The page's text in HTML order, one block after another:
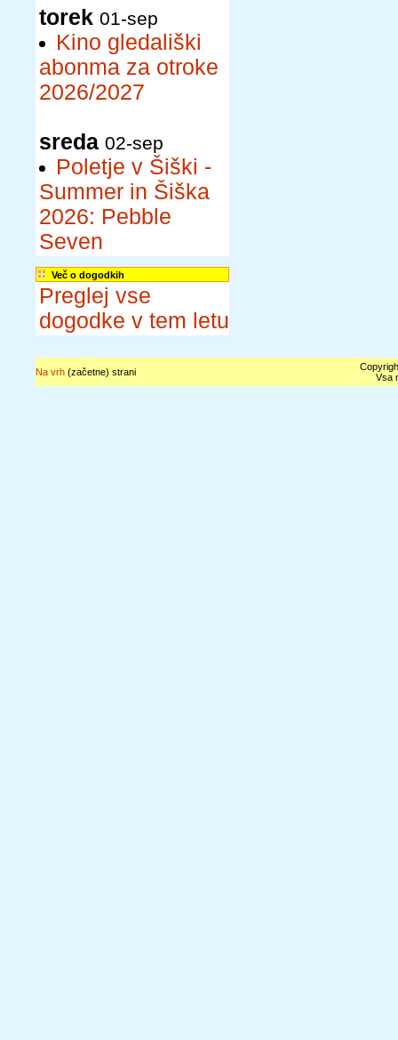
torek 01-sep
Kino gledališki
abonma za otroke
2026/2027
sreda 02-sep
Poletje v Šiški -
Summer in Šiška
2026: Pebble
Seven
Več o dogodkih
Preglej vse
dogodke v tem letu
Na vrh(začetne) strani
Vsa